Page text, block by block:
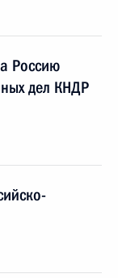
Россию
дел КНДР